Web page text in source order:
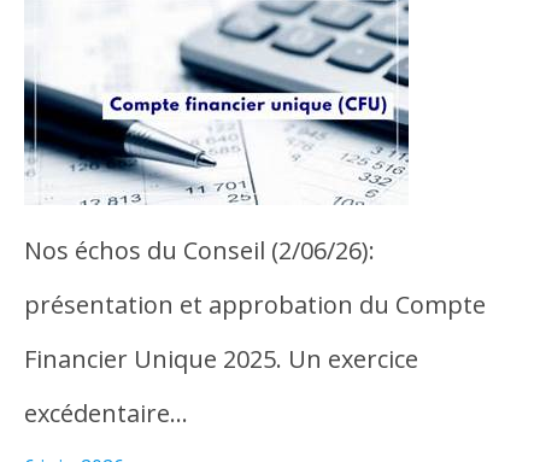
Nos échos du Conseil (2/06/26):
présentation et approbation du Compte
Financier Unique 2025. Un exercice
excédentaire…